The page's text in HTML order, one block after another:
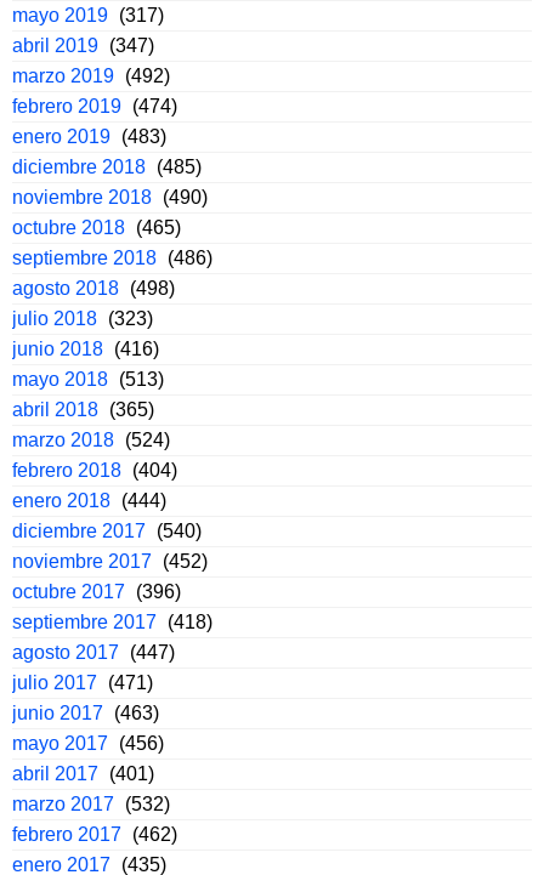
mayo 2019 (317)
abril 2019 (347)
marzo 2019 (492)
febrero 2019 (474)
enero 2019 (483)
diciembre 2018 (485)
noviembre 2018 (490)
octubre 2018 (465)
septiembre 2018 (486)
agosto 2018 (498)
julio 2018 (323)
junio 2018 (416)
mayo 2018 (513)
abril 2018 (365)
marzo 2018 (524)
febrero 2018 (404)
enero 2018 (444)
diciembre 2017 (540)
noviembre 2017 (452)
octubre 2017 (396)
septiembre 2017 (418)
agosto 2017 (447)
julio 2017 (471)
junio 2017 (463)
mayo 2017 (456)
abril 2017 (401)
marzo 2017 (532)
febrero 2017 (462)
enero 2017 (435)